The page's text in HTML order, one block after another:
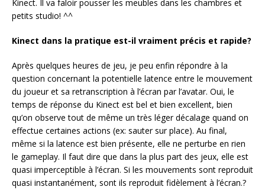
Kinect. Il va faloir pousser les meubles dans les chambres et
petits studio! ^^
Kinect dans la pratique est-il vraiment précis et rapide?
Après quelques heures de jeu, je peu enfin répondre à la
question concernant la potentielle latence entre le mouvement
du joueur et sa retranscription à l’écran par l’avatar. Oui, le
temps de réponse du Kinect est bel et bien excellent, bien
qu’on observe tout de même un très léger décalage quand on
effectue certaines actions (ex: sauter sur place). Au final,
même si la latence est bien présente, elle ne perturbe en rien
le gameplay. Il faut dire que dans la plus part des jeux, elle est
quasi imperceptible à l’écran. Si les mouvements sont reproduit
quasi instantanément, sont ils reproduit fidèlement à l’écran.?